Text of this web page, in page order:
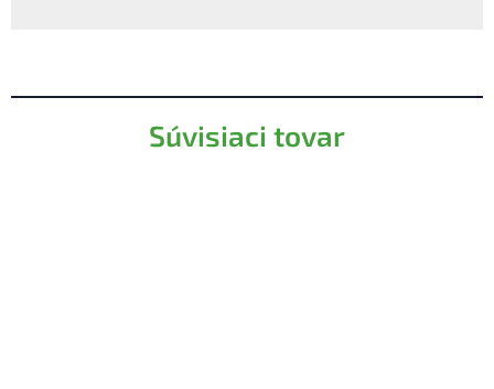
Súvisiaci tovar